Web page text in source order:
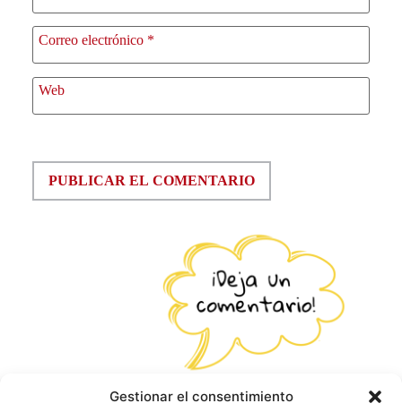
Gestionar el consentimiento
Correo electrónico *
Web